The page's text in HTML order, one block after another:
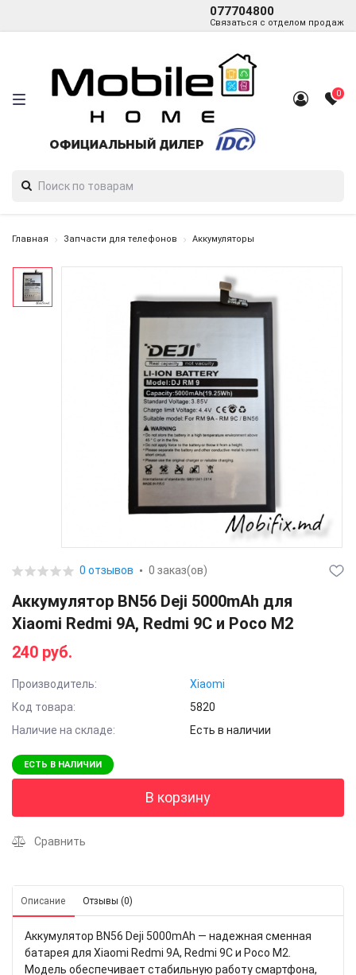
077704800
Связаться с отделом продаж
0
Главная Запчасти для телефонов Аккумуляторы
0 отзывов 0 заказ(ов)
Аккумулятор BN56 Deji 5000mAh для
Xiaomi Redmi 9A, Redmi 9C и Poco M2
240 руб.
Производитель:
Xiaomi
Код товара:
5820
Наличие на складе:
Есть в наличии
ЕСТЬ В НАЛИЧИИ
В корзину
Сравнить
Описание Отзывы (0)
Аккумулятор BN56 Deji 5000mAh — надежная сменная
батарея для Xiaomi Redmi 9A, Redmi 9C и Poco M2.
Модель обеспечивает стабильную работу смартфона,